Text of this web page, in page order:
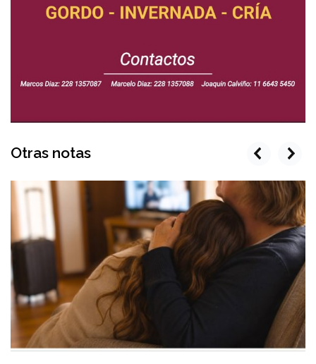
Otras notas prev next